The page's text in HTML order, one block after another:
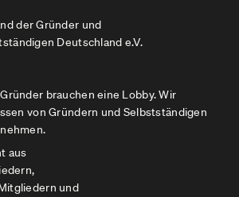
der Gründer und
Deutschland e.V.
brauchen eine Lobby. Wir
von Gründern und Selbstständigen
aus
und